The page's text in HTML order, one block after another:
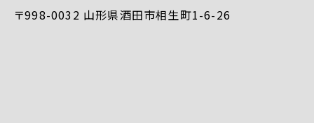
〒998-0032 山形県酒田市相生町1-6-26